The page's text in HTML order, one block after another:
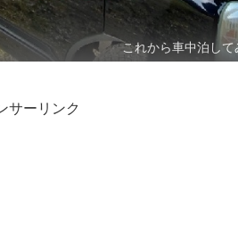
これから車中泊し
サーリンク